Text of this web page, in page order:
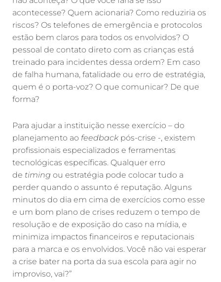
acontecesse? Quem acionaria? Como reduziria os
riscos? Os telefones de emergência e protocolos
estão bem claros para todos os envolvidos? O
pessoal de contato direto com as crianças está
treinado para incidentes dessa ordem? Em caso
de falha humana, fatalidade ou erro de estratégia,
quem é o porta-voz? O que comunicar? De que
forma?
Para ajudar a instituição nesse exercício – do
planejamento ao feedbackpós-crise -, existem
profissionais especializados e ferramentas
tecnológicas específicas. Qualquer erro
de timing ou estratégia pode colocar tudo a
perder quando o assunto é reputação. Alguns
minutos do dia em cima de exercícios como esse
e um bom plano de crises reduzem o tempo de
resolução e de exposição do caso na mídia, e
minimiza impactos financeiros e reputacionais
para a marca e os envolvidos. Você não vai esperar
a crise bater na porta da sua escola para agir no
improviso, vai?”